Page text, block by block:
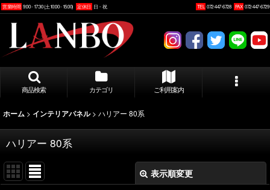
営業時間 9:00 - 17:30 (土10:00 - 15:00) 定休日 日・祝 TEL 072-447-6728 FAX 072-447-6729
商品検索 カテゴリ ご利用案内
ホーム > インテリアパネル > ハリアー 80系
ハリアー 80系
表示順変更